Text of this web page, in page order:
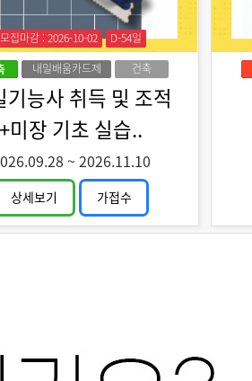
모집마감 : 2026-10-02
D-54일
내일배움카드제
건축
기능사 취득 및 조적
+미장 기초 실습..
~ 2026.11.10
상세보기 가접수